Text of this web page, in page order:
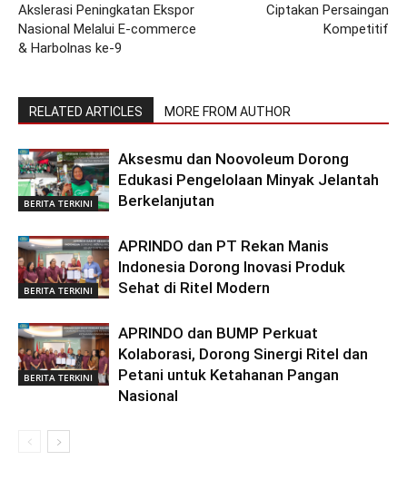
Akslerasi Peningkatan Ekspor
Nasional Melalui E-commerce
& Harbolnas ke-9
Ciptakan Persaingan
Kompetitif
RELATED ARTICLES MORE FROM AUTHOR
BERITA TERKINI
Aksesmu dan Noovoleum Dorong
Edukasi Pengelolaan Minyak Jelantah
Berkelanjutan
BERITA TERKINI
APRINDO dan PT Rekan Manis
Indonesia Dorong Inovasi Produk
Sehat di Ritel Modern
BERITA TERKINI
APRINDO dan BUMP Perkuat
Kolaborasi, Dorong Sinergi Ritel dan
Petani untuk Ketahanan Pangan
Nasional